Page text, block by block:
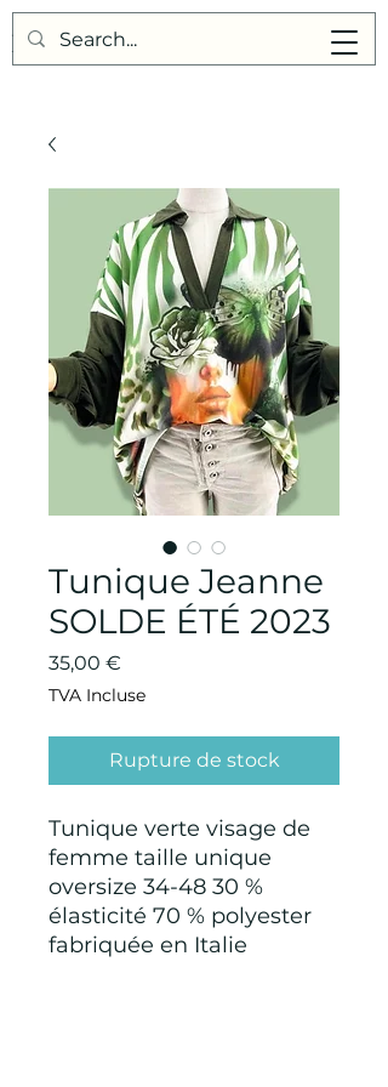
Points de Suture
Tunique Jeanne
SOLDE ÉTÉ 2023
35,00 €
TVA Incluse
Rupture de stock
Tunique verte visage de
femme taille unique
oversize 34-48 30 %
élasticité 70 % polyester
fabriquée en Italie